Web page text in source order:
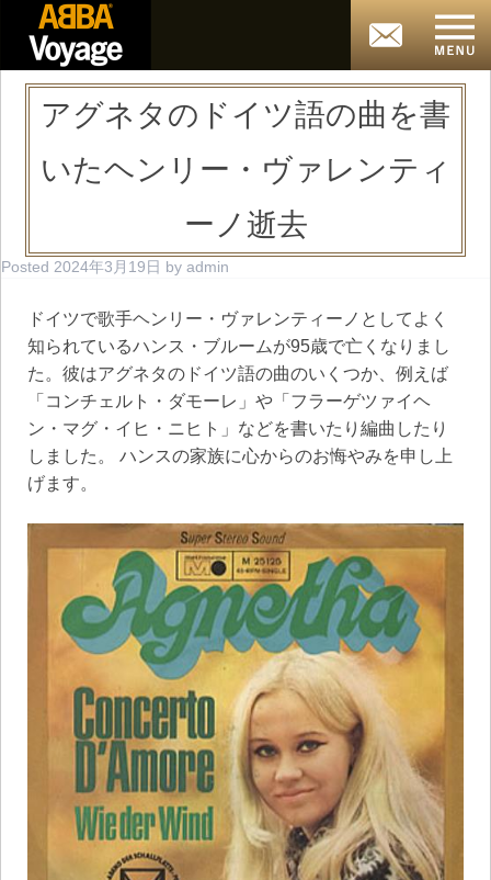
アグネタのドイツ語の曲を書
いたヘンリー・ヴァレンティ
ーノ逝去
Posted 2024年3月19日 by admin
ドイツで歌手ヘンリー・ヴァレンティーノとしてよく
知られているハンス・ブルームが95歳で亡くなりまし
た。彼はアグネタのドイツ語の曲のいくつか、例えば
「コンチェルト・ダモーレ」や「フラーゲツァイヘ
ン・マグ・イヒ・ニヒト」などを書いたり編曲したり
しました。 ハンスの家族に心からのお悔やみを申し上
げます。